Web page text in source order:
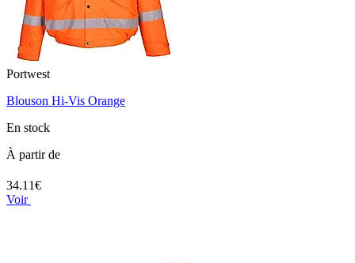
Portwest
Blouson Hi-Vis Orange
En stock
À partir de
34.11€
Voir